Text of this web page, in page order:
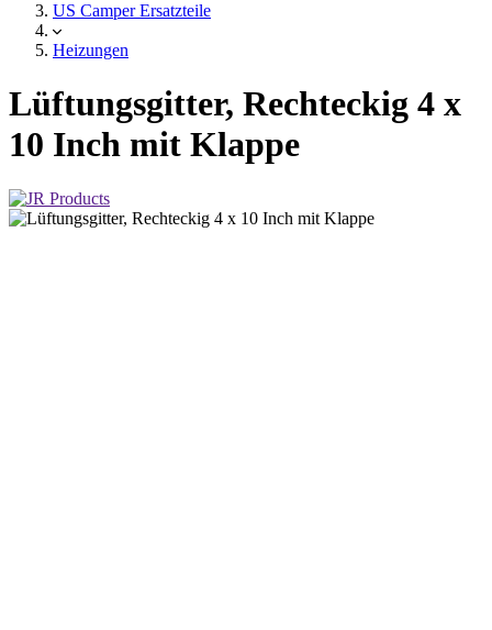
US Camper Ersatzteile
Heizungen
Lüftungsgitter, Rechteckig 4 x
10 Inch mit Klappe